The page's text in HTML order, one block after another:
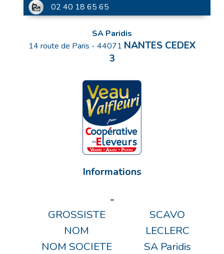
02 40 18 65 65
SA Paridis
14 route de Paris - 44071 NANTES CEDEX
3
Informations
-
GROSSISTE
SCAVO
NOM
LECLERC
NOM SOCIETE
SA Paridis